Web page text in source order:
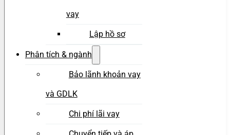
vay
Lập hồ sơ
Phân tích & ngành
Bảo lãnh khoản vay
và GDLK
Chi phí lãi vay